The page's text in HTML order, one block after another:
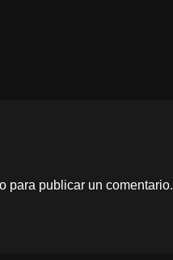
para publicar un comentario.